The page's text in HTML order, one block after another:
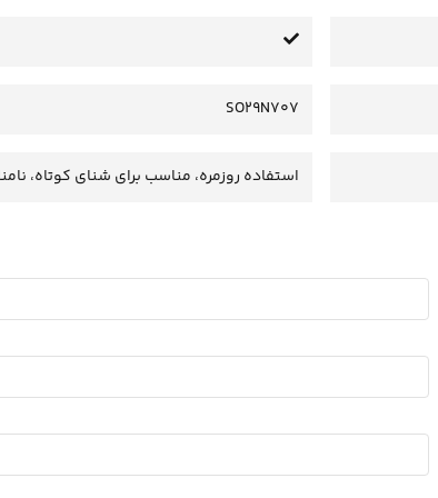
SO29N707
استفاده روزمره، مناسب برای شنای کوتاه،